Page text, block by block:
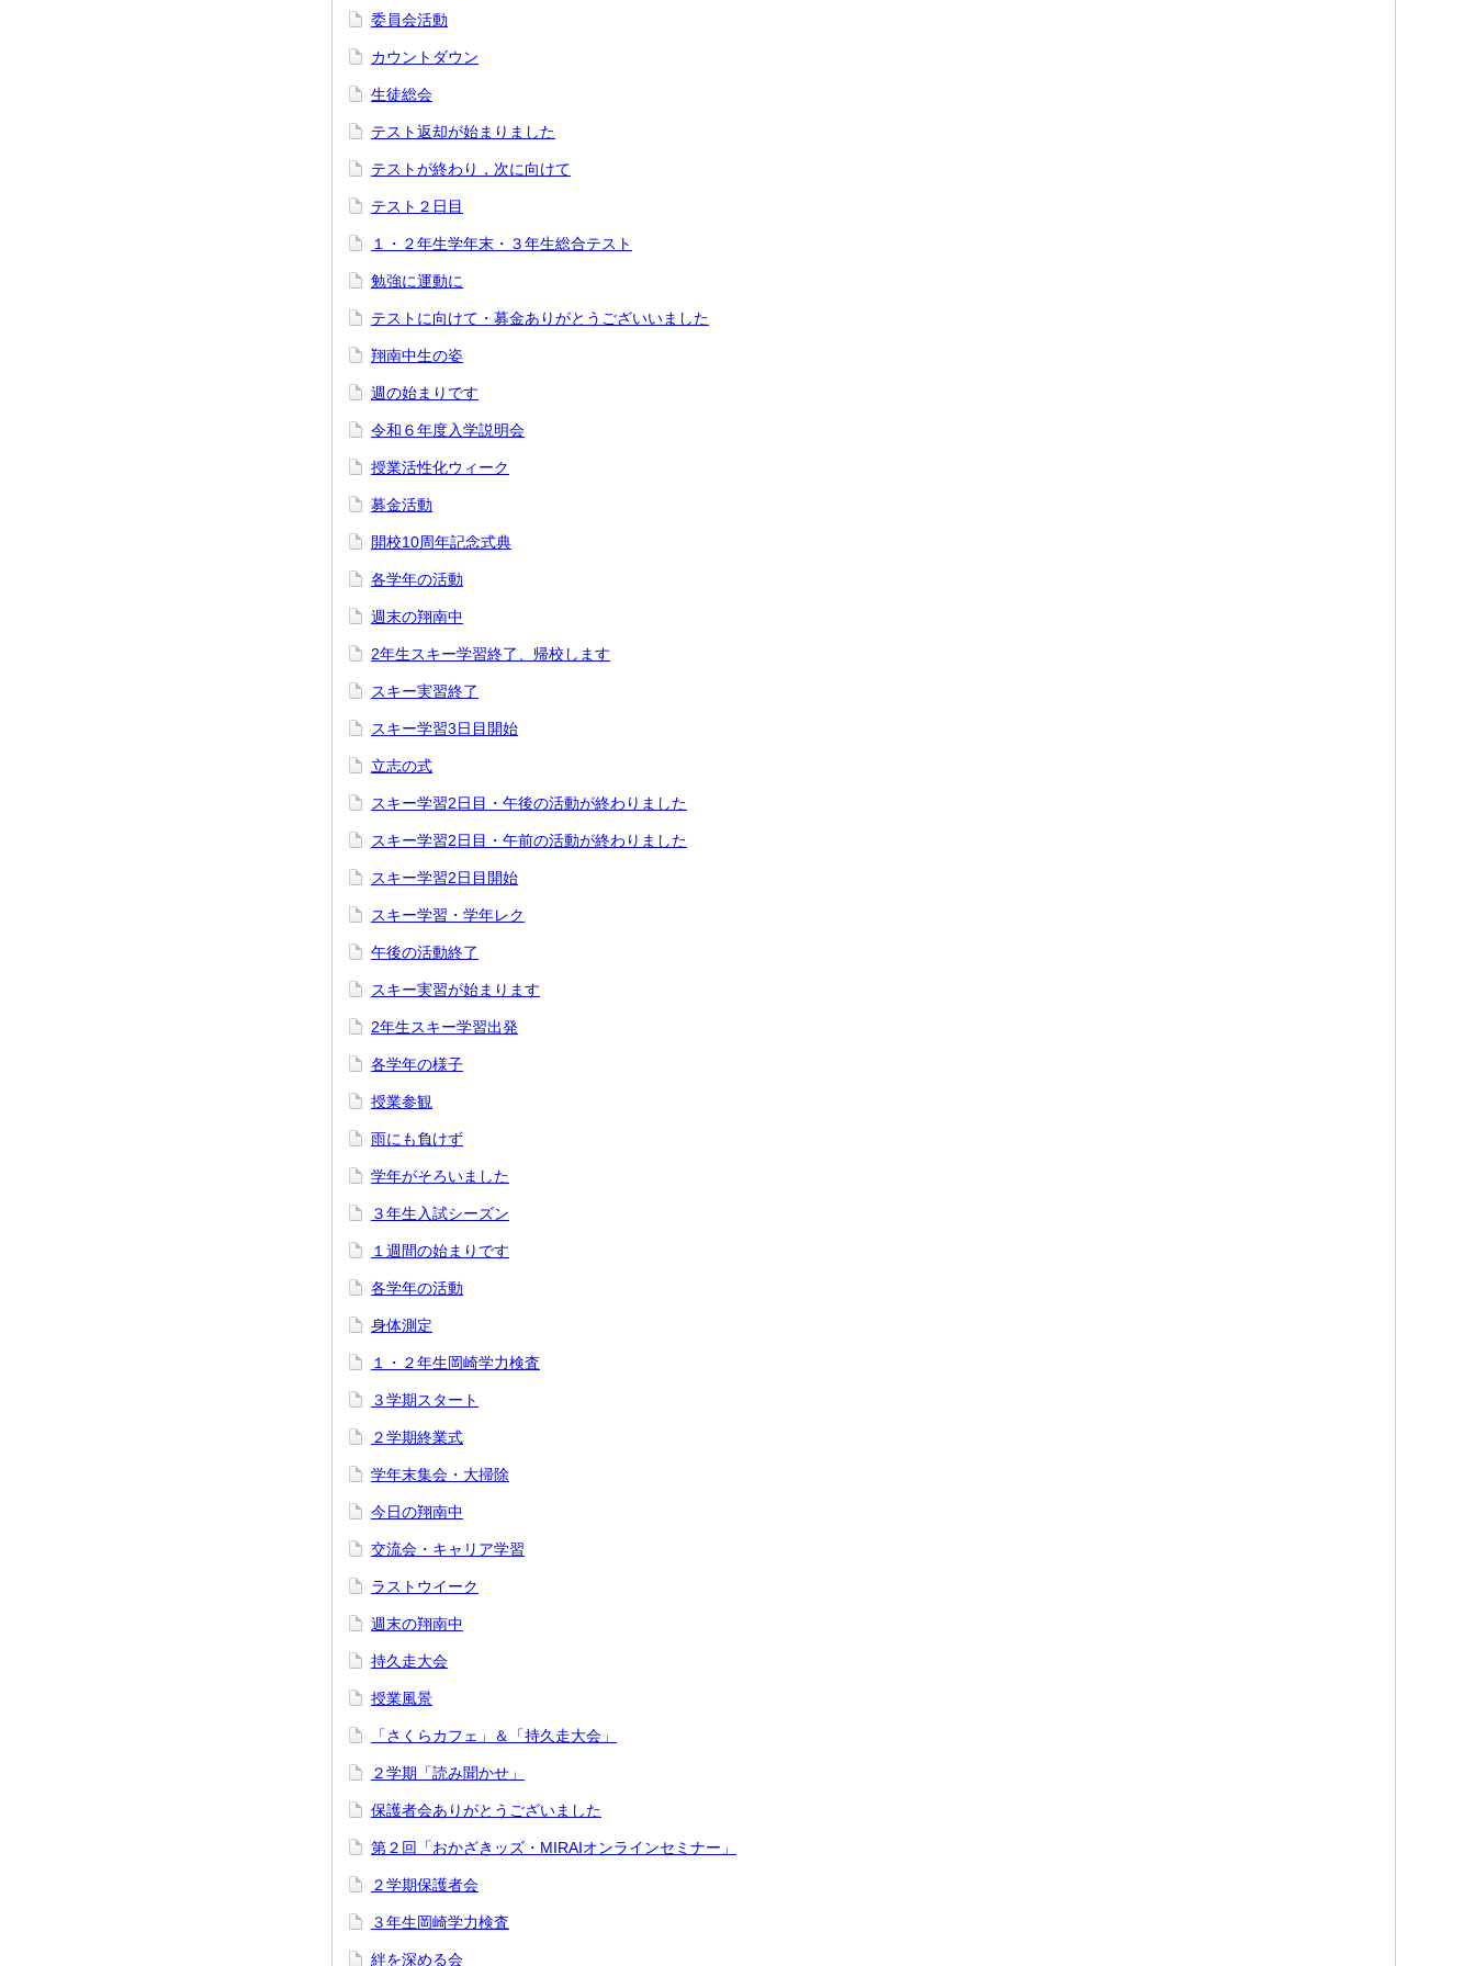
委員会活動
カウントダウン
生徒総会
テスト返却が始まりました
テストが終わり，次に向けて
テスト２日目
１・２年生学年末・３年生総合テスト
勉強に運動に
テストに向けて・募金ありがとうございいました
翔南中生の姿
週の始まりです
令和６年度入学説明会
授業活性化ウィーク
募金活動
開校10周年記念式典
各学年の活動
週末の翔南中
2年生スキー学習終了、帰校します
スキー実習終了
スキー学習3日目開始
立志の式
スキー学習2日目・午後の活動が終わりました
スキー学習2日目・午前の活動が終わりました
スキー学習2日目開始
スキー学習・学年レク
午後の活動終了
スキー実習が始まります
2年生スキー学習出発
各学年の様子
授業参観
雨にも負けず
学年がそろいました
３年生入試シーズン
１週間の始まりです
各学年の活動
身体測定
１・２年生岡崎学力検査
３学期スタート
２学期終業式
学年末集会・大掃除
今日の翔南中
交流会・キャリア学習
ラストウイーク
週末の翔南中
持久走大会
授業風景
「さくらカフェ」＆「持久走大会」
２学期「読み聞かせ」
保護者会ありがとうございました
第２回「おかざきッズ・MIRAIオンラインセミナー」
２学期保護者会
３年生岡崎学力検査
絆を深める会